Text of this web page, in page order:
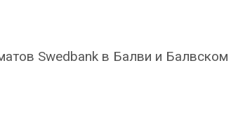
Swedbank в Балви и Балвском